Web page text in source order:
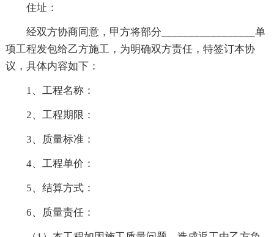
住址：
经双方协商同意，甲方将部分_________________单
项工程发包给乙方施工，为明确双方责任，特签订本协
议，具体内容如下：
1、工程名称：
2、工程期限：
3、质量标准：
4、工程单价：
5、结算方式：
6、质量责任：